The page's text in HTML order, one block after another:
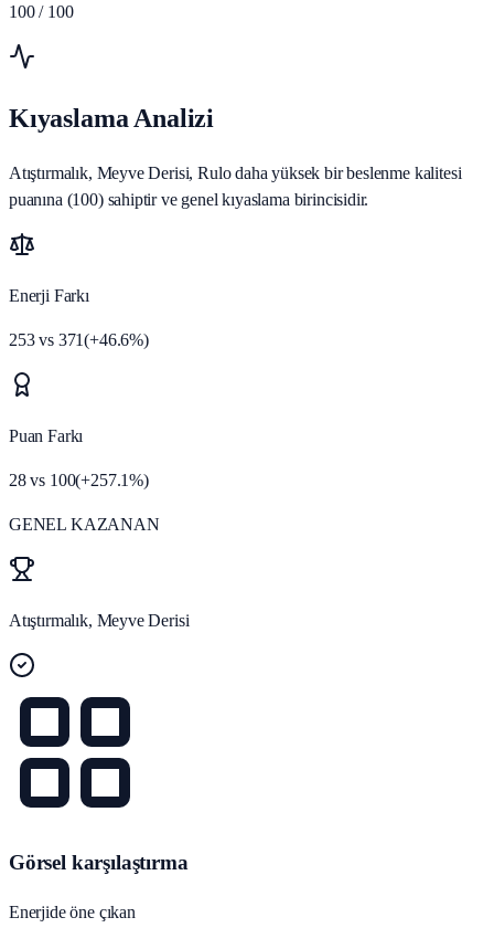
100 / 100
Kıyaslama Analizi
Atıştırmalık, Meyve Derisi, Rulo daha yüksek bir beslenme kalitesi
puanına (100) sahiptir ve genel kıyaslama birincisidir.
Enerji Farkı
253vs 371(+46.6%)
Puan Farkı
28vs 100(+257.1%)
GENEL KAZANAN
Atıştırmalık, Meyve Derisi
Görsel karşılaştırma
Enerjide öne çıkan